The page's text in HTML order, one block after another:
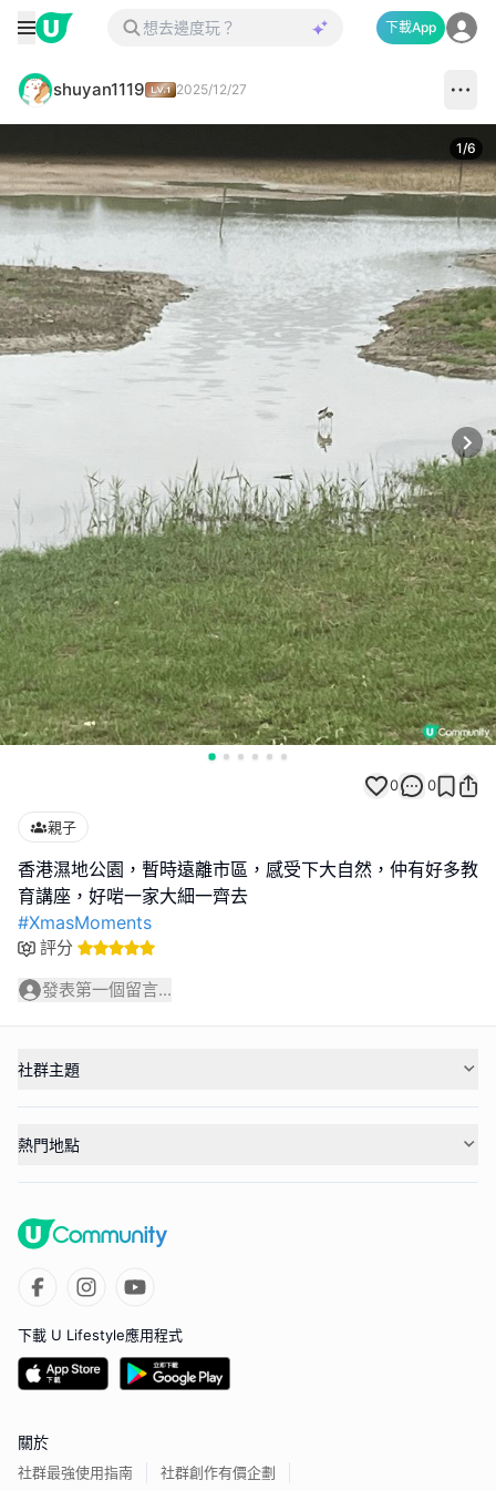
下載App
shuyan1119 2025/12/27
1/6
0 0
親子
香港濕地公園，暫時遠離市區，感受下大自然，仲有好多教
#XmasMoments
評分
發表第一個留言...
社群主題
熱門地點
下載 U Lifestyle應用程式
關於
社群最強使用指南 社群創作有價企劃